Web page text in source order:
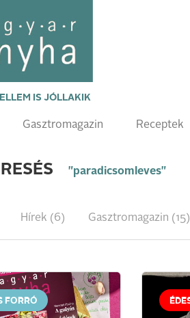
IS JÓLLAKIK
Gasztromagazin Receptek
"paradicsomleves"
Hírek (6) Gasztromagazin (15)
FORRÓ